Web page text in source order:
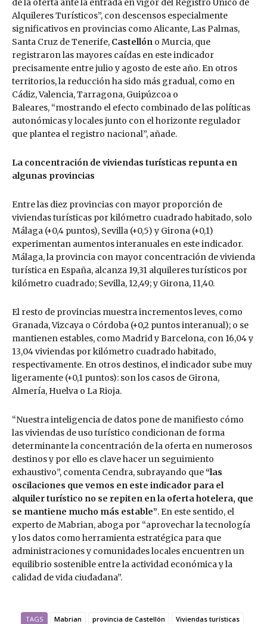
de la oferta ante la entrada en vigor del Registro Único de
Alquileres Turísticos”, con descensos especialmente
significativos en provincias como Alicante, Las Palmas,
Santa Cruz de Tenerife, Castellón o Murcia, que
registraron las mayores caídas en este indicador
precisamente entre julio y agosto de este año. En otros
territorios, la reducción ha sido más gradual, como en
Cádiz, Valencia, Tarragona, Guipúzcoa o
Baleares, “mostrando el efecto combinado de las políticas
autonómicas y locales junto con el horizonte regulador
que plantea el registro nacional”, añade.
La concentración de viviendas turísticas repunta en
algunas provincias
Entre las diez provincias con mayor proporción de
viviendas turísticas por kilómetro cuadrado habitado, solo
Málaga (+0,4 puntos), Sevilla (+0,5) y Girona (+0,1)
experimentan aumentos interanuales en este indicador.
Málaga, la provincia con mayor concentración de vivienda
turística en España, alcanza 19,31 alquileres turísticos por
kilómetro cuadrado; Sevilla, 12,49; y Girona, 11,40.
El resto de provincias muestra incrementos leves, como
Granada, Vizcaya o Córdoba (+0,2 puntos interanual); o se
mantienen estables, como Madrid y Barcelona, con 16,04 y
13,04 viviendas por kilómetro cuadrado habitado,
respectivamente. En otros destinos, el indicador sube muy
ligeramente (+0,1 puntos): son los casos de Girona,
Almería, Huelva o La Rioja.
“Nuestra inteligencia de datos pone de manifiesto cómo
las viviendas de uso turístico condicionan de forma
determinante la concentración de la oferta en numerosos
destinos y por ello es clave hacer un seguimiento
exhaustivo”, comenta Cendra, subrayando que“las
oscilaciones que vemos en este indicador para el
alquiler turístico no se repiten en la oferta hotelera, que
se mantiene mucho más estable”. En este sentido, el
experto de Mabrian, aboga por “aprovechar la tecnología
y los datos como herramienta estratégica para que
administraciones y comunidades locales encuentren un
equilibrio sostenible entre la actividad económica y la
calidad de vida ciudadana”.
TAGS Mabrian provincia de Castellón Viviendas turísticas